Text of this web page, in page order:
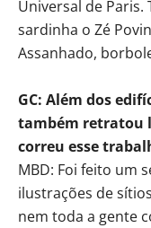
Universal de
sardinha o Zé
Assanhado,
GC: Além dos
também retratou
correu esse
MBD: Foi feito um
ilustrações de
nem toda a gente